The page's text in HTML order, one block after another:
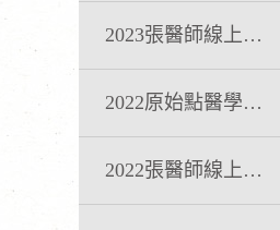
2023張醫師線上課程
2022原始點醫學完整版講座
2022張醫師線上課程